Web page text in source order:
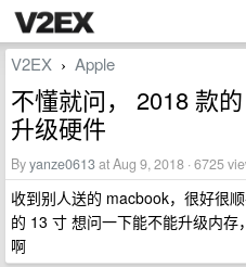
V2EX › Apple
不懂就问， 2018 款
升级硬件
Byyanze0613at Aug 9, 2018 · 6725
收到别人送的 macbook，很好很
的 13 寸 想问一下能不能升级内
啊